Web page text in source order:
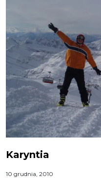
Karyntia
10 grudnia, 2010